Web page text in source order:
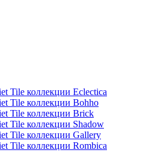
Tile коллекции Eclectica
Tile коллекции Bohho
Tile коллекции Brick
Tile коллекции Shadow
Tile коллекции Gallery
Tile коллекции Rombica